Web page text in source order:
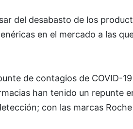
del desabasto de los
en el mercado a las
de contagios de COVID-
han tenido un repunte
con las marcas